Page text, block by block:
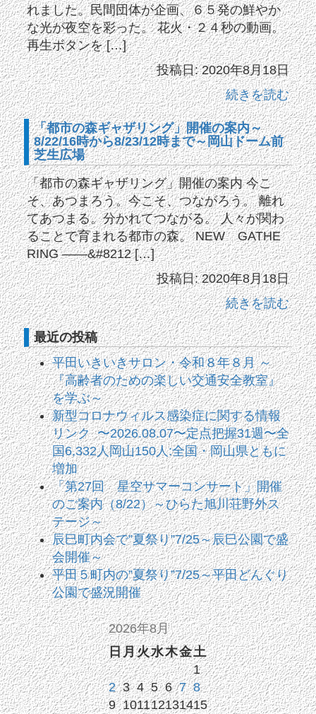
れました。民間団体が企画、６５発の鮮やか
な光が夜空を彩った。 花火・２４秒の動画。
再生ボタンを […]
投稿日: 2020年8月18日
続きを読む
「都市の森ギャザリング」開催の案内～
8/22/16時から8/23/12時まで～岡山ドーム前
芝生広場
「都市の森ギャザリング」開催の案内 今こ
そ、あつまろう。今こそ、つながろう。 離れ
てあつまる。分かれてつながる。 人々が関わ
ることで育まれる都市の森。 NEW GATHE
RING ——&#8212 […]
投稿日: 2020年8月18日
続きを読む
最近の投稿
平田いきいきサロン・令和８年８月 ～
『高齢者のための楽しい交通安全教室』
を学ぶ～
新型コロナウィルス感染症に関する情報
リンク 〜2026.08.07〜定点把握31週〜全
国6,332人岡山150人:全国・岡山県ともに
増加
「第27回 星空サマーコンサート」開催
のご案内（8/22）～ひらた旭川荘野外ス
テージ～
辰巳町内会で”夏祭り”7/25～辰巳公園で盛
会開催～
平田５町内の”夏祭り”7/25～平田どんぐり
公園で盛況開催
2026年8月
日月火水木金土
1
2 3 4 5 6 7 8
9 101112131415